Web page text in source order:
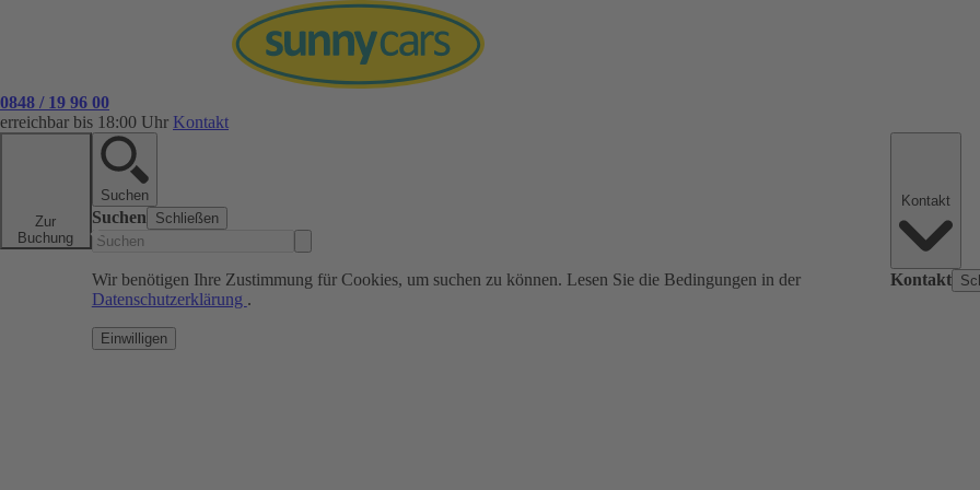
0848 / 19 96 00
erreichbar bis 18:00 Uhr Kontakt
Zur
Buchung
Suchen
Suchen Schließen
Wir benötigen Ihre Zustimmung für Cookies, um suchen zu können. Lesen Sie die Bedingungen in der
Datenschutzerklärung .
Einwilligen
Kontakt